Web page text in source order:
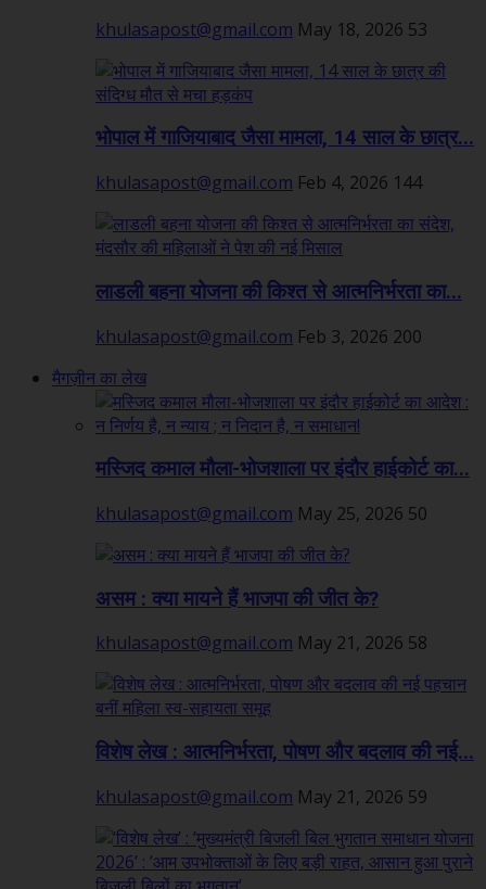
khulasapost@gmail.com May 18, 2026 53
भोपाल में गाजियाबाद जैसा मामला, 14 साल के छात्र...
khulasapost@gmail.com Feb 4, 2026 144
लाडली बहना योजना की किश्त से आत्मनिर्भरता का...
khulasapost@gmail.com Feb 3, 2026 200
मैगज़ीन का लेख
मस्जिद कमाल मौला-भोजशाला पर इंदौर हाईकोर्ट का...
khulasapost@gmail.com May 25, 2026 50
असम : क्या मायने हैं भाजपा की जीत के?
khulasapost@gmail.com May 21, 2026 58
विशेष लेख : आत्मनिर्भरता, पोषण और बदलाव की नई...
khulasapost@gmail.com May 21, 2026 59